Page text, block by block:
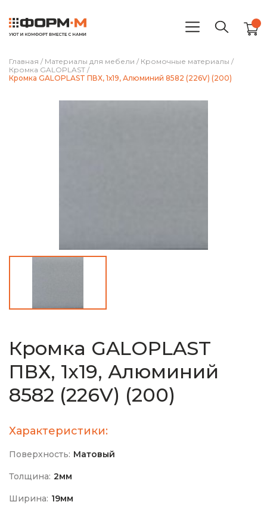
Главная / Материалы для мебели / Кромочные материалы /
Кромка GALOPLAST /
Кромка GALOPLAST ПВХ, 1х19, Алюминий 8582 (226V) (200)
Кромка GALOPLAST
ПВХ, 1х19, Алюминий
8582 (226V) (200)
Характеристики:
Поверхность: Матовый
Толщина: 2мм
Ширина: 19мм